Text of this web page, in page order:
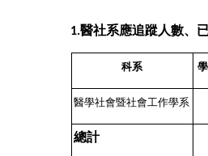
1.醫社系應追蹤人數、
科系
醫學社會暨社會工作學系
總計